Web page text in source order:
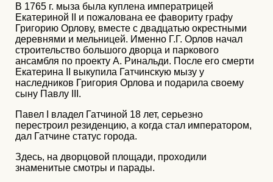
В 1765 г. мыза была куплена императрицей
Екатериной II и пожалована ее фавориту графу
Григорию Орлову, вместе с двадцатью окрестными
деревнями и мельницей. Именно Г.Г. Орлов начал
строительство большого дворца и паркового
ансамбля по проекту А. Ринальди. После его смерти
Екатерина II выкупила Гатчинскую мызу у
наследников Григория Орлова и подарила своему
сыну Павлу III.
Павел I владел Гатчиной 18 лет, серьезно
перестроил резиденцию, а когда стал императором,
дал Гатчине статус города.
Здесь, на дворцовой площади, проходили
знаменитые смотры и парады.